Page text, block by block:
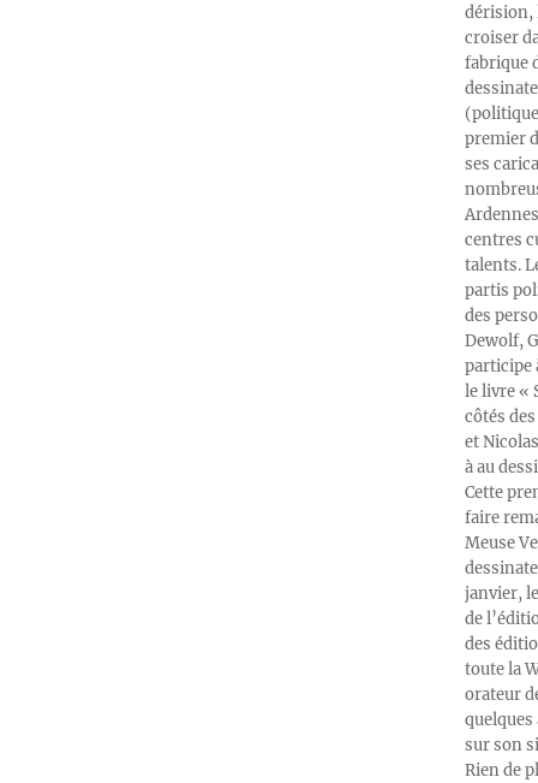
dérision,
croiser
fabrique
premier
ses
centres
talents.
partis
des
Dewolf,
participe
le livre «
côtés
et
à au
Cette
faire
Meuse
janvier,
de
des
toute la
orateur
sur son
Rien de